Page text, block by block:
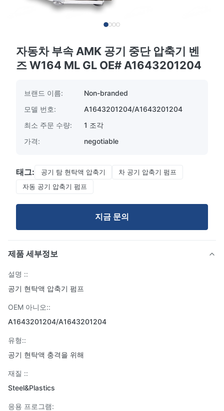
자동차 부속 AMK 공기 중단 압축기 벤
즈 W164 ML GL OE# A1643201204
브랜드 이름:
Non-branded
모델 번호:
A1643201204/A1643201204
최소 주문 수량:
1 조각
가격:
negotiable
태그: 공기 탐 현탁액 압축기
차 공기 압축기 펌프
자동 공기 압축기 펌프
지금 문의
제품 세부정보
설명 ::
공기 현탁액 압축기 펌프
OEM 아니오::
A1643201204/A1643201204
유형::
공기 현탁액 충격을 위해
재질 ::
Steel&Plastics
응용 프로그램: